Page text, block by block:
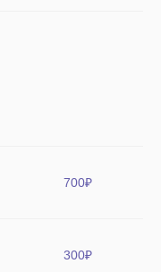
700₽
300₽